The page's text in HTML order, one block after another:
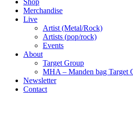
Shop
Merchandise
Live
Artist (Metal/Rock)
Artists (pop/rock)
Events
About
Target Group
MHA – Manden bag Target
Newsletter
Contact